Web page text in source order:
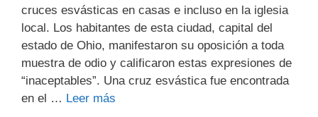
cruces esvásticas en casas e incluso en la iglesia
local. Los habitantes de esta ciudad, capital del
estado de Ohio, manifestaron su oposición a toda
muestra de odio y calificaron estas expresiones de
“inaceptables”. Una cruz esvástica fue encontrada
en el … Leer más